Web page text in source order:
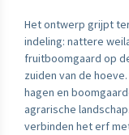
Het ontwerp grijpt
indeling: nattere
fruitboomgaard op
zuiden van de
hagen en
agrarische
verbinden het erf